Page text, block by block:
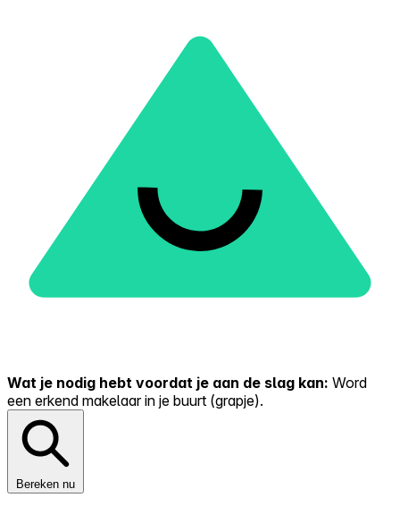
Wat je nodig hebt voordat je aan de slag kan: Word
een erkend makelaar in je buurt (grapje).
Bereken nu